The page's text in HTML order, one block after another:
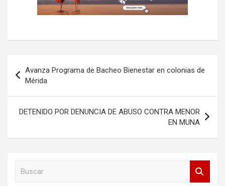
de
entradas
Avanza Programa de Bacheo Bienestar en colonias de
Mérida
DETENIDO POR DENUNCIA DE ABUSO CONTRA MENOR
EN MUNA